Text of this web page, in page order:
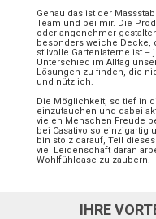
Genau das ist der
Team und bei mir. Die
oder angenehmer
besonders weiche Decke,
stilvolle Gartenlaterne ist
Unterschied im Alltag
Lösungen zu finden, die
und nützlich.
Die Möglichkeit, so tief in
einzutauchen und dabei
vielen Menschen Freude
bei Casativo so
bin stolz darauf, Teil
viel Leidenschaft daran
Wohlfühloase zu zaubern.
IHRE